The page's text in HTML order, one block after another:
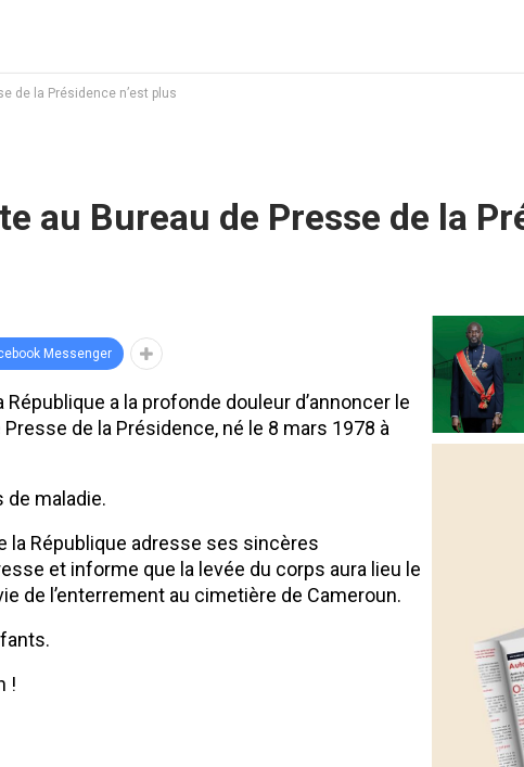
de la Présidence n’est plus
au Bureau de Presse de la
Messenger
République a la profonde douleur d’annoncer le
de la Présidence, né le 8 mars 1978 à
de maladie.
la République adresse ses sincères
et informe que la levée du corps aura lieu le
de l’enterrement au cimetière de Cameroun.
!